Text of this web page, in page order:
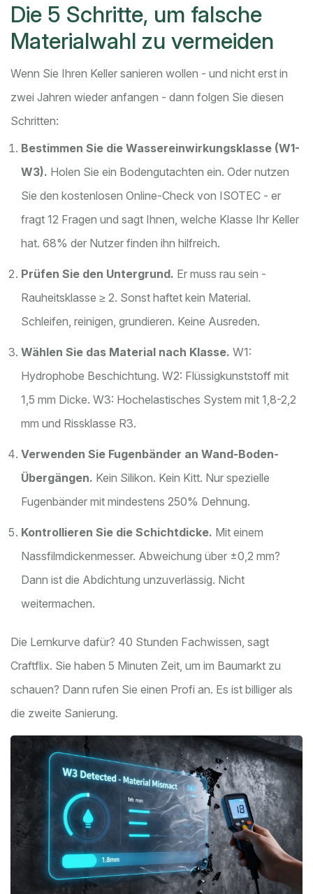
Die 5 Schritte, um falsche
Materialwahl zu vermeiden
Wenn Sie Ihren Keller sanieren wollen - und nicht erst in
zwei Jahren wieder anfangen - dann folgen Sie diesen
Schritten:
Bestimmen Sie die Wassereinwirkungsklasse (W1-
W3). Holen Sie ein Bodengutachten ein. Oder nutzen
Sie den kostenlosen Online-Check von ISOTEC - er
fragt 12 Fragen und sagt Ihnen, welche Klasse Ihr Keller
hat. 68% der Nutzer finden ihn hilfreich.
Prüfen Sie den Untergrund. Er muss rau sein -
Rauheitsklasse ≥ 2. Sonst haftet kein Material.
Schleifen, reinigen, grundieren. Keine Ausreden.
Wählen Sie das Material nach Klasse. W1:
Hydrophobe Beschichtung. W2: Flüssigkunststoff mit
1,5 mm Dicke. W3: Hochelastisches System mit 1,8-2,2
mm und Rissklasse R3.
Verwenden Sie Fugenbänder an Wand-Boden-
Übergängen. Kein Silikon. Kein Kitt. Nur spezielle
Fugenbänder mit mindestens 250% Dehnung.
Kontrollieren Sie die Schichtdicke. Mit einem
Nassfilmdickenmesser. Abweichung über ±0,2 mm?
Dann ist die Abdichtung unzuverlässig. Nicht
weitermachen.
Die Lernkurve dafür? 40 Stunden Fachwissen, sagt
Craftflix. Sie haben 5 Minuten Zeit, um im Baumarkt zu
schauen? Dann rufen Sie einen Profi an. Es ist billiger als
die zweite Sanierung.